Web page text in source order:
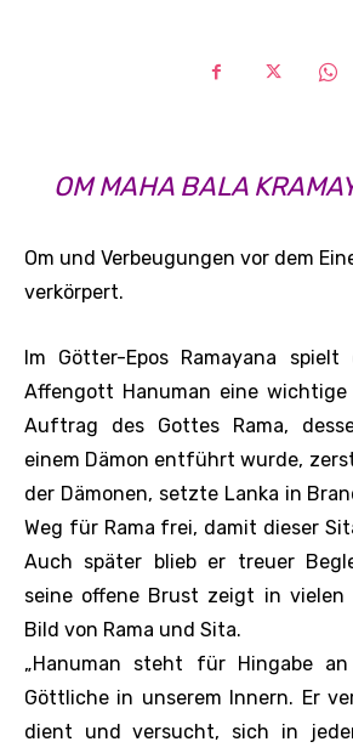
OM MAHA BALA
Om und Verbeugungen vor dem
verkörpert.
Im Götter-Epos Ramayana
Affengott Hanuman eine wichtige
Auftrag des Gottes Rama,
einem Dämon entführt wurde,
der Dämonen, setzte Lanka in
Weg für Rama frei, damit dieser
Auch später blieb er treuer
seine offene Brust zeigt in vielen
Bild von Rama und Sita.
„Hanuman steht für Hingabe
Göttliche in unserem Innern. Er
dient und versucht, sich in